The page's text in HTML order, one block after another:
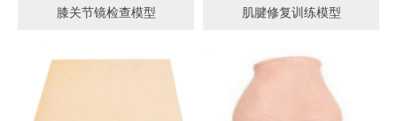
膝关节镜检查模型 肌腱修复训练模型